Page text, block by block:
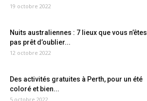
19 octobre 2022
Nuits australiennes : 7 lieux que vous n’êtes
pas prêt d’oublier...
12 octobre 2022
Des activités gratuites à Perth, pour un été
coloré et bien...
5 octobre 2022